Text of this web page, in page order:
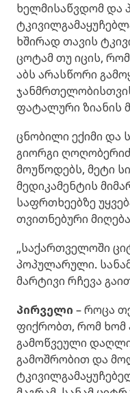
ხელმისაწვდომ და
ხშირად თავის
ცოტამ თუ იცის,
აბს არასწორი
ფატალური ზიანის
ცნობილი ექიმი და
გიორგი
მოუწოდებს, მეტი
მედიკამენტის
საფრთხეებზე
თვითნებური
„საქართველოში
პოპულარული.
მარტივი რჩევა
პირველი – როცა
ფიქრობთ, რომ ხომ
გამოწვეული
გამოშრობით და